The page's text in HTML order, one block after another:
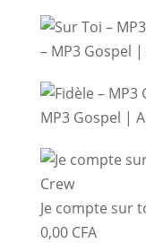
– MP3 Gospel
MP3 Gospel |
Je compte sur
0,00 CFA